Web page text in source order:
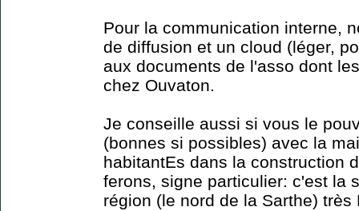
Pour la communication interne,
de diffusion et un cloud (léger,
aux documents de l'asso dont
chez Ouvaton.
Je conseille aussi si vous le
(bonnes si possibles) avec la
habitantEs dans la construction
ferons, signe particulier: c'est la
région (le nord de la Sarthe) très